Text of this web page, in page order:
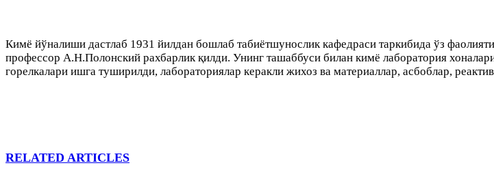
Кимё йўналиши дастлаб 1931 йилдан бошлаб табиётшунослик кафедраси таркибида ўз
профессор А.Н.Полонский рахбарлик қилди. Унинг ташаббуси билан кимё лаборатория
горелкалари ишга туширилди, лабораториялар керакли жихоз ва материаллар, асбоблар,
RELATED ARTICLES